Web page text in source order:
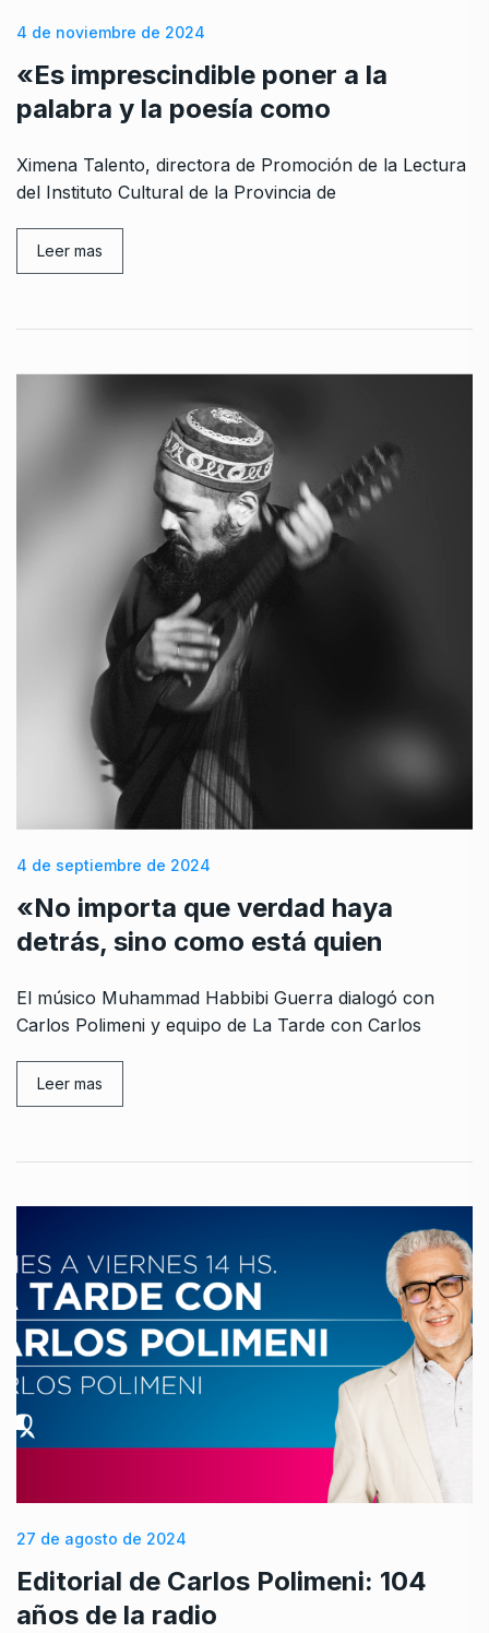
4 de noviembre de 2024
«Es imprescindible poner a la
palabra y la poesía como
Ximena Talento, directora de Promoción de la Lectura
del Instituto Cultural de la Provincia de
Leer mas
4 de septiembre de 2024
«No importa que verdad haya
detrás, sino como está quien
El músico Muhammad Habbibi Guerra dialogó con
Carlos Polimeni y equipo de La Tarde con Carlos
Leer mas
27 de agosto de 2024
Editorial de Carlos Polimeni: 104
años de la radio